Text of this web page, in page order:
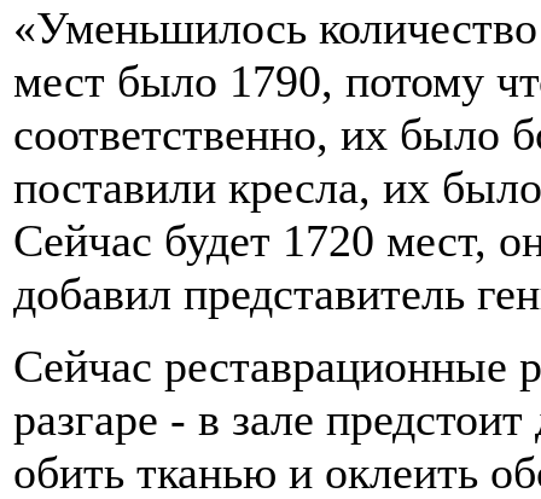
«Уменьшилось
мест было 1790, потому
соответственно, их было
поставили кресла, их
Сейчас будет 1720 мест,
добавил представитель
Сейчас реставрационные
разгаре - в зале
обить тканью и оклеить